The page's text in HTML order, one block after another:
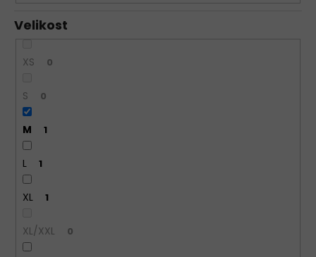
Velikost
XS 0
S 0
M 1
L 1
XL 1
XL/XXL 0